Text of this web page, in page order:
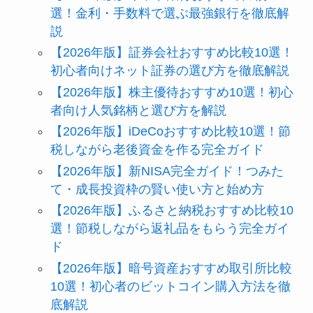
選！金利・手数料で選ぶ最強銀行を徹底解
説
【2026年版】証券会社おすすめ比較10選！
初心者向けネット証券の選び方を徹底解説
【2026年版】株主優待おすすめ10選！初心
者向け人気銘柄と選び方を解説
【2026年版】iDeCoおすすめ比較10選！節
税しながら老後資金を作る完全ガイド
【2026年版】新NISA完全ガイド！つみた
て・成長投資枠の賢い使い方と始め方
【2026年版】ふるさと納税おすすめ比較10
選！節税しながら返礼品をもらう完全ガイ
ド
【2026年版】暗号資産おすすめ取引所比較
10選！初心者のビットコイン購入方法を徹
底解説